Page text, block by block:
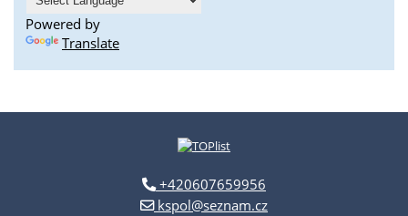
Powered by
Translate
+420607659956
kspol@seznam.cz